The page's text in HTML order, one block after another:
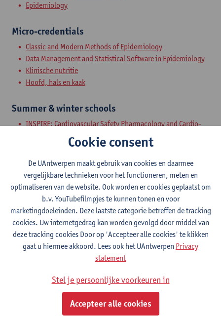
Epidemiology
Micro-credentials
Classic and Modern Methods of Epidemiology
Data Management and Statistical Software in Epidemiology
Klinische nutritie
Hoofd, hals en kaak
Summer & winter schools
INSPIRE: Cardiovascular Safety Pharmacology and Cardio-
Inter- and Transdisciplinary Research
Leadership in Nursing Excellence
Modelling Infectious Diseases and Health Economics
Nurses and Interprofessional Pharmaceutical Care
Qualitative Research Methods in Health Care
Vaccinology
Kortlopende (intensieve) opleidingen
Bijzondere bekwaamheid in de pelvische reëducatie en de
perinatale kinesitherapie
Global Health Institute: Epidemiology, Biostatistics &
Qualitative Research Methods - EBQ
StatUA Center for statistics: statistische begeleiding en
Cookie consent
De UAntwerpen maakt gebruik van cookies en daarmee
vergelijkbare technieken voor het functioneren, meten en
optimaliseren van de website. Ook worden er cookies geplaatst om
b.v. YouTubefilmpjes te kunnen tonen en voor
marketingdoeleinden. Deze laatste categorie betreffen de tracking
cookies. Uw internetgedrag kan worden gevolgd door middel van
deze tracking cookies Door op 'Accepteer alle cookies' te klikken
gaat u hiermee akkoord. Lees ook het UAntwerpen Privacy
statement
Stel je persoonlijke voorkeuren in
Accepteer alle cookies